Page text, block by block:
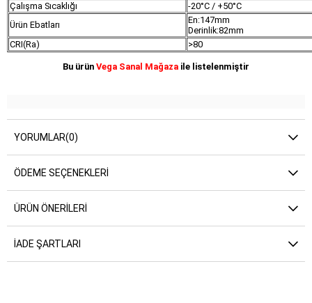
Çalışma Sıcaklığı
-20°C / +50°C
Ürün Ebatları
En:147mm
Derinlik:82mm
CRI(Ra)
>80
Bu ürün Vega Sanal Mağaza ile listelenmiştir
YORUMLAR(0)
ÖDEME SEÇENEKLERI
ÜRÜN ÖNERILERI
İADE ŞARTLARI